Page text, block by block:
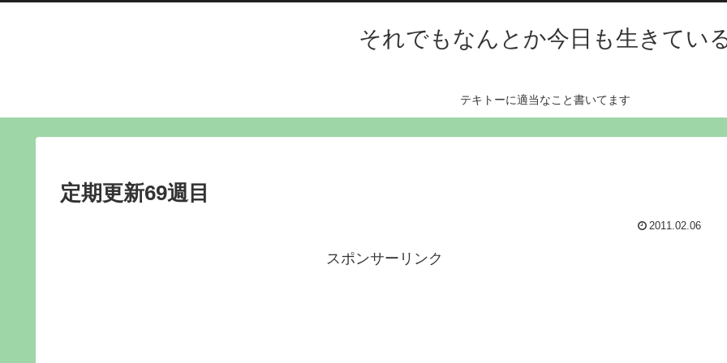
それでもなんとか今日も生きてい
テキトーに適当なこと書いてます
定期更新69週目
2011.02.06
スポンサーリンク